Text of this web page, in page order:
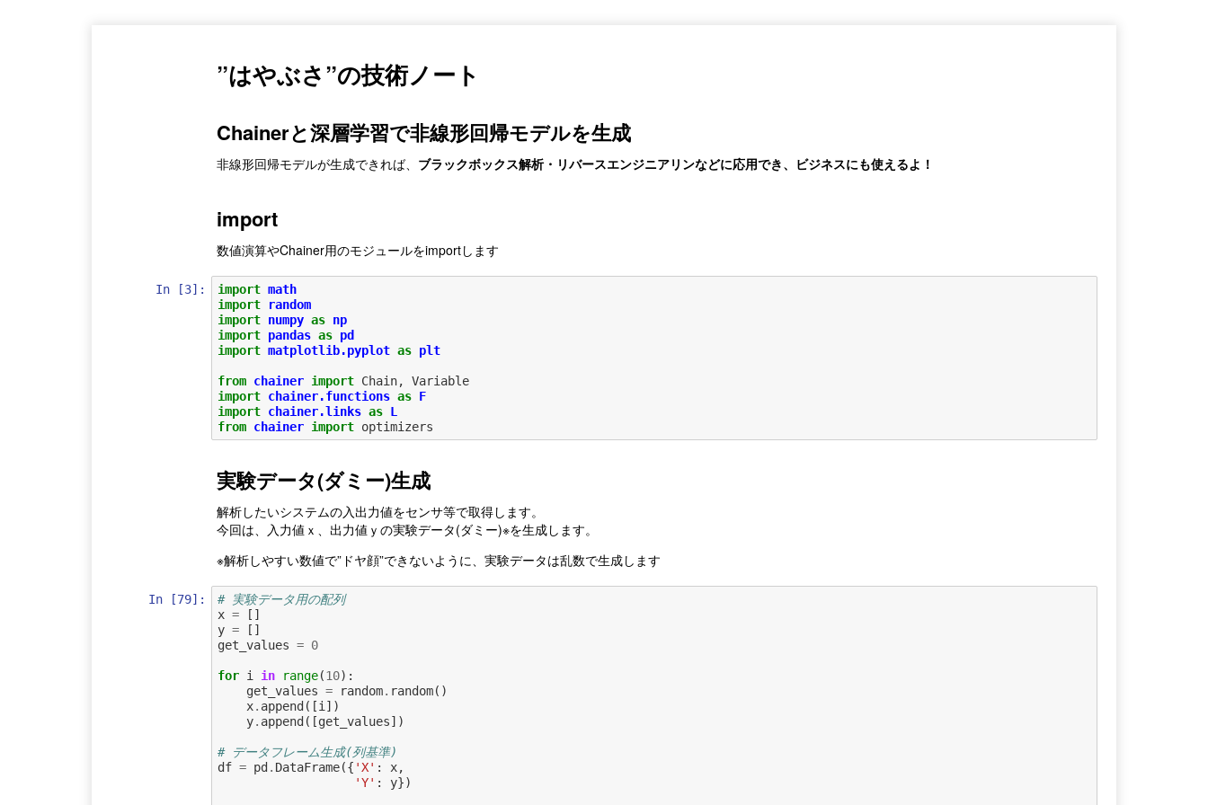
”はやぶさ”の技術ノート
Chainerと深層学習で非線形回帰モデルを生成
非線形回帰モデルが生成できれば、 ブラックボックス解析・リバースエンジニアリンなどに応用でき、ビジネスにも使えるよ！
import
数値演算やChainer用のモジュールをimportします
In [3]: import math
import
random
import numpy as np
import pandas as pd
import matplotlib.pyplot as plt
from chainer import Chain,
Variable
import chainer.functions as F
import chainer.links as L
from chainer import optimizers
実験データ(ダミー)生成
解析したいシステムの入出力値をセンサ等で取得します。
今回は、入力値ｘ、出力値ｙの実験データ(ダミー)※を生成します。
※解析しやすい数値で”ドヤ顔”できないように、実験データは乱数で生成します
In [79]:
# 実験データ用の配列
x =
[]
y =
[]
get_values = 0
for i in range(10):
get_values = random. random()
x. append ([i ])
y. append ([get_values])
# データフレーム生成(列基準)
df = pd . DataFrame({ 'X' : x,
'Y' : y})